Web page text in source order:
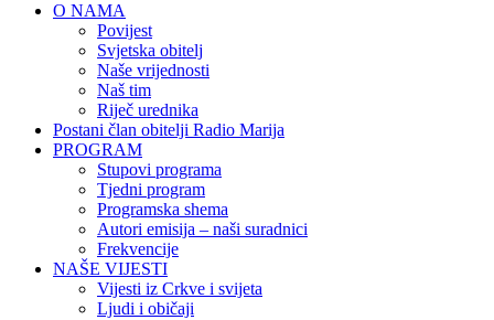
O NAMA
Povijest
Svjetska obitelj
Naše vrijednosti
Naš tim
Riječ urednika
Postani član obitelji Radio Marija
PROGRAM
Stupovi programa
Tjedni program
Programska shema
Autori emisija – naši suradnici
Frekvencije
NAŠE VIJESTI
Vijesti iz Crkve i svijeta
Ljudi i običaji